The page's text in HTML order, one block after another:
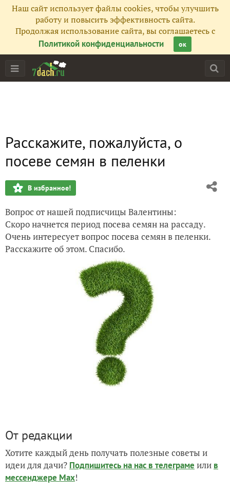
Наш сайт использует файлы cookies, чтобы улучшить
работу и повысить эффективность сайта.
Продолжая использование сайта, вы соглашаетесь с
Политикой конфиденциальности
ок
Расскажите, пожалуйста, о
посеве семян в пеленки
В избранное!
Вопрос от нашей подписчицы Валентины:
Скоро начнется период посева семян на рассаду.
Очень интересует вопрос посева семян в пеленки.
Расскажите об этом. Спасибо.
От редакции
Хотите каждый день получать полезные советы и
идеи для дачи? Подпишитесь на нас в телеграме или в
мессенджере Max!